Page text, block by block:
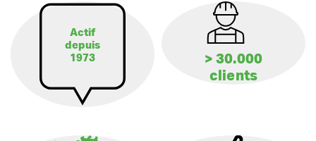
Actif
depuis
1973
> 30.000
clients